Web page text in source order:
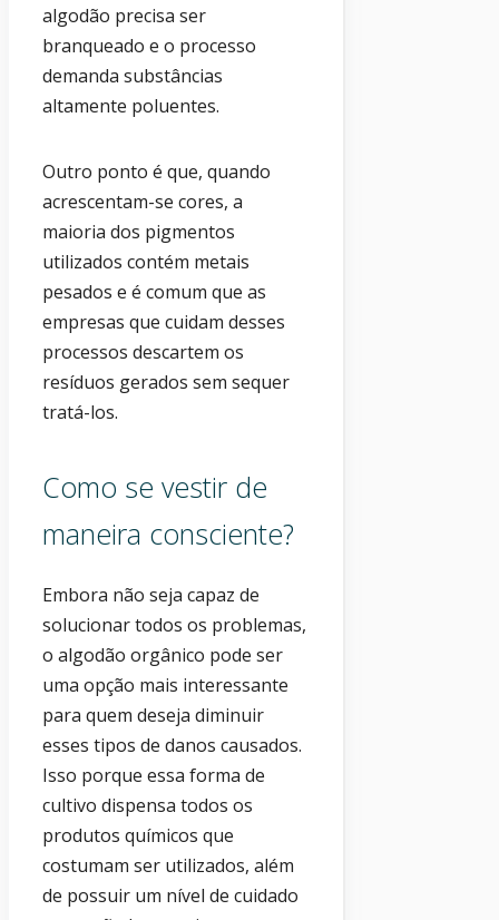
algodão precisa ser
branqueado e o processo
demanda substâncias
altamente poluentes.
Outro ponto é que, quando
acrescentam-se cores, a
maioria dos pigmentos
utilizados contém metais
pesados e é comum que as
empresas que cuidam desses
processos descartem os
resíduos gerados sem sequer
tratá-los.
Como se vestir de
maneira consciente?
Embora não seja capaz de
solucionar todos os problemas,
o algodão orgânico pode ser
uma opção mais interessante
para quem deseja diminuir
esses tipos de danos causados.
Isso porque essa forma de
cultivo dispensa todos os
produtos químicos que
costumam ser utilizados, além
de possuir um nível de cuidado